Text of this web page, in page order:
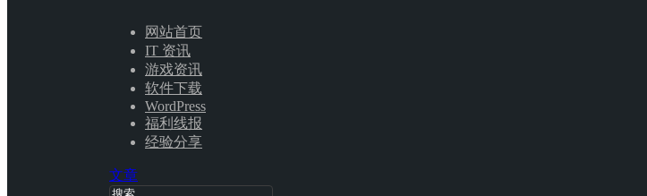
网站首页
IT 资讯
游戏资讯
软件下载
WordPress
福利线报
经验分享
文章